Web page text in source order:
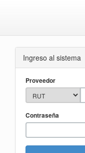
Ingreso al sistema
Proveedor
Contraseña